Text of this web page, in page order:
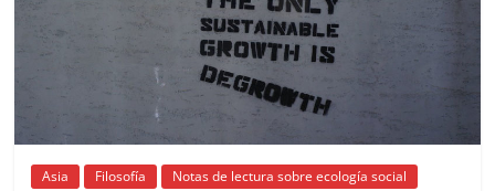
Asia Filosofía Notas de lectura sobre ecología social